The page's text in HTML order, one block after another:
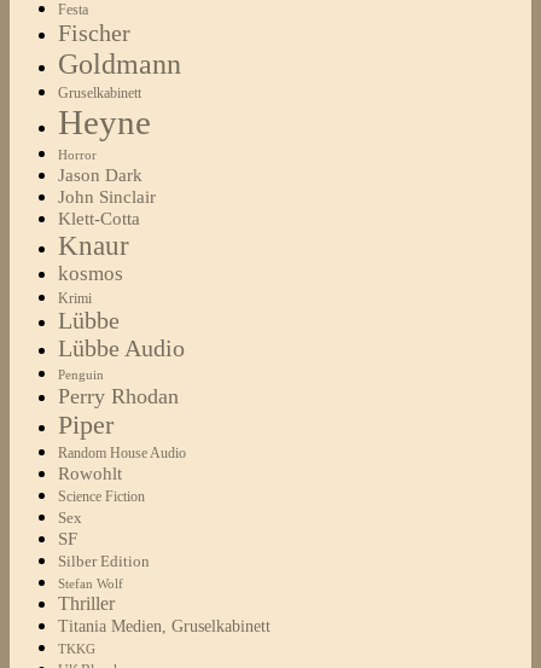
Festa
Fischer
Goldmann
Gruselkabinett
Heyne
Horror
Jason Dark
John Sinclair
Klett-Cotta
Knaur
kosmos
Krimi
Lübbe
Lübbe Audio
Penguin
Perry Rhodan
Piper
Random House Audio
Rowohlt
Science Fiction
Sex
SF
Silber Edition
Stefan Wolf
Thriller
Titania Medien, Gruselkabinett
TKKG